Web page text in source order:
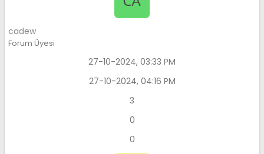
cadew
Forum Üyesi
27-10-2024, 03:33 PM
27-10-2024, 04:16 PM
3
0
0